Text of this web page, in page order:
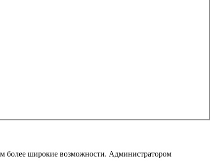
более широкие возможности. Администратором